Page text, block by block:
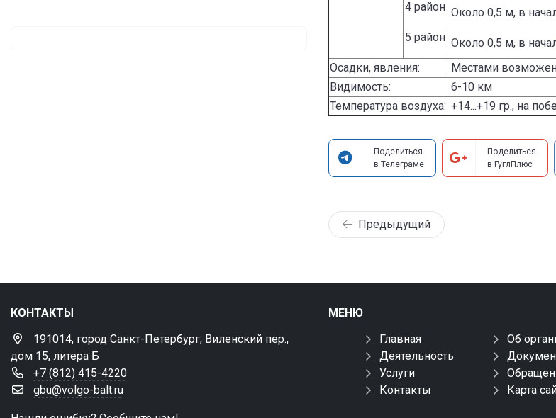
4 район Около 0,5 м, в
5 район Около 0,5 м, в
Осадки, явления:
Местами
Видимость:
6-10 км
Температура воздуха: +14...+19 гр., на
Поделиться
в Телеграме
Поделиться
в ГуглПлюс
Предыдущий
КОНТАКТЫ
191014, город Санкт-Петербург, Виленский пер.,
дом 15, литера Б
+7 (812) 415-4220
gbu@volgo-balt.ru
МЕНЮ
Главная
Об
Деятельность
Услуги
Контакты
Карта